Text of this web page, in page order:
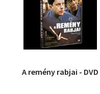
A remény rabjai - DVD